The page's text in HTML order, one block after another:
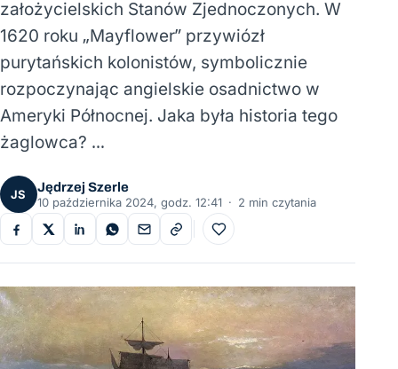
założycielskich Stanów Zjednoczonych. W
1620 roku „Mayflower” przywiózł
purytańskich kolonistów, symbolicznie
rozpoczynając angielskie osadnictwo w
Ameryki Północnej. Jaka była historia tego
żaglowca? …
JS
Jędrzej Szerle
10 października 2024, godz. 12:41 · 2 min czytania
Do ulubionych